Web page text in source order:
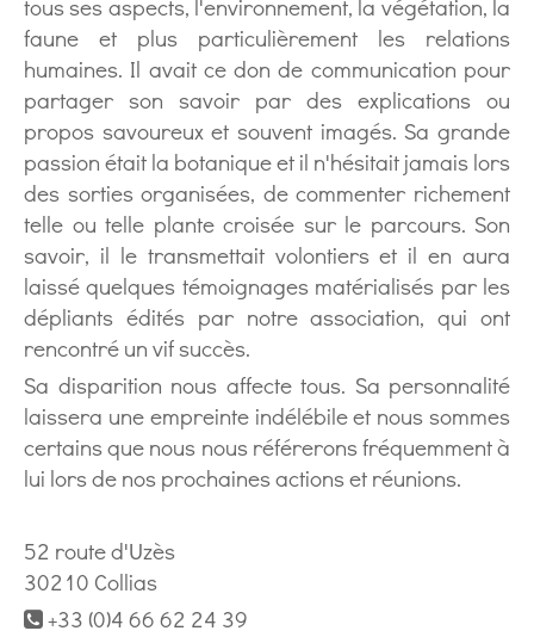
tous ses aspects, l'environnement, la végétation, la
faune et plus particulièrement les relations
humaines. Il avait ce don de communication pour
partager son savoir par des explications ou
propos savoureux et souvent imagés. Sa grande
passion était la botanique et il n'hésitait jamais lors
des sorties organisées, de commenter richement
telle ou telle plante croisée sur le parcours. Son
savoir, il le transmettait volontiers et il en aura
laissé quelques témoignages matérialisés par les
dépliants édités par notre association, qui ont
rencontré un vif succès.
Sa disparition nous affecte tous. Sa personnalité
laissera une empreinte indélébile et nous sommes
certains que nous nous référerons fréquemment à
lui lors de nos prochaines actions et réunions.
52 route d'Uzès
30210 Collias
+33 (0)4 66 62 24 39